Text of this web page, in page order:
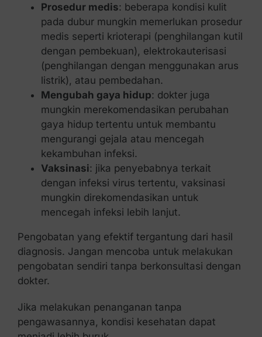
Prosedur medis: beberapa kondisi kulit
pada dubur mungkin memerlukan prosedur
medis seperti krioterapi (penghilangan kutil
dengan pembekuan), elektrokauterisasi
(penghilangan dengan menggunakan arus
listrik), atau pembedahan.
Mengubah gaya hidup: dokter juga
mungkin merekomendasikan perubahan
gaya hidup tertentu untuk membantu
mengurangi gejala atau mencegah
kekambuhan infeksi.
Vaksinasi: jika penyebabnya terkait
dengan infeksi virus tertentu, vaksinasi
mungkin direkomendasikan untuk
mencegah infeksi lebih lanjut.
Pengobatan yang efektif tergantung dari hasil
diagnosis. Jangan mencoba untuk melakukan
pengobatan sendiri tanpa berkonsultasi dengan
dokter.
Jika melakukan penanganan tanpa
pengawasannya, kondisi kesehatan dapat